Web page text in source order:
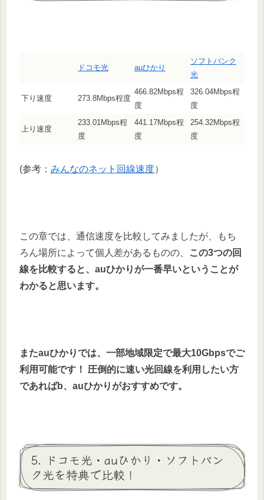
ドコモ光 auひかり
ソフトバンク
光
下り速度 273.8Mbps程度
466.82Mbps程
度
326.04Mbps程
度
上り速度
233.01Mbps程
度
441.17Mbps程
度
254.32Mbps程
度
(参考： みんなのネット回線速度）
この章では、通信速度を比較してみましたが、もち
ろん場所によって個人差があるものの、
この3つの回
線を比較すると、auひかりが一番早いということが
わかると思います。
またauひかりでは、一部地域限定で最大10Gbpsでご
利用可能です！ 圧倒的に速い光回線を利用したい方
であればb、auひかりがおすすめです。
5. ドコモ光・auひかり・ソフトバン
ク光を特典で比較！